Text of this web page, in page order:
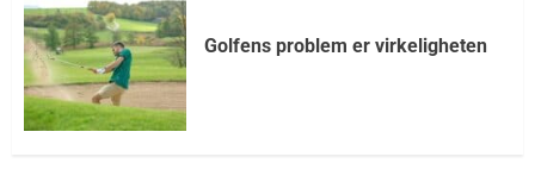
Golfens problem er virkeligheten